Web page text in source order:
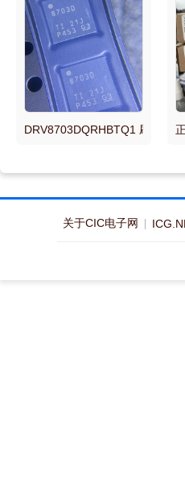
DRV8703DQRHBTQ1 刷式直
关于CIC电子网